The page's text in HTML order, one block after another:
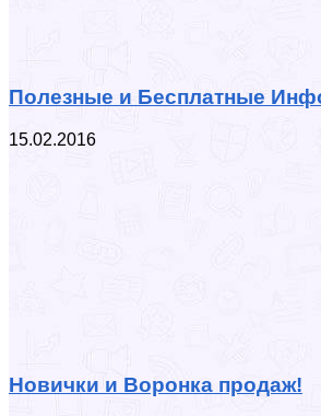
Полезные и Бесплатные
15.02.2016
Новички и Воронка продаж!